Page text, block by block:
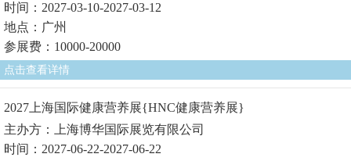
时间：2027-03-10-2027-03-12
地点：广州
参展费：10000-20000
点击查看详情
2027上海国际健康营养展{HNC健康营养展}
主办方：上海博华国际展览有限公司
时间：2027-06-22-2027-06-22